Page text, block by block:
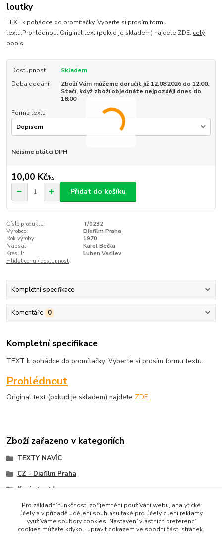
loutky
TEXT k pohádce do promítačky. Vyberte si prosím formu
textu.Prohlédnout Original text (pokud je skladem) najdete ZDE. celý
popis
Dostupnost
Skladem
Doba dodání
Zboží Vám můžeme doručit již 12.08.2026 do 12:00.
Stačí, když zboží objednáte nejpozději dnes do
18:00
Forma textu
Nejsme plátci DPH
10,00 Kč/ks
Přidat do košíku
Číslo produktu:
T/0232
Výrobce:
Diafilm Praha
Rok výroby:
1970
Napsal:
Karel Bečka
Kreslil:
Luben Vasilev
Hlídat cenu / dostupnost
Kompletní specifikace
Komentáře 0
Kompletní specifikace
TEXT k pohádce do promítačky. Vyberte si prosím formu textu.
Prohlédnout
Original text (pokud je skladem) najdete ZDE.
Zboží zařazeno v kategoriích
TEXTY NAVÍC
CZ - Diafilm Praha
Kopie textů
Pro základní funkčnost, zpříjemnění používání webu, analytické
účely a v případě udělení souhlasu také pro účely cílení reklamy
využíváme soubory cookies. Nastavení vlastních preferencí
cookies můžete kdykoli upravit odkazem ve spodní části stránek.